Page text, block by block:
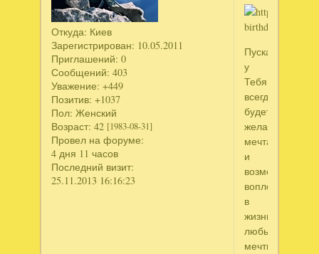
Откуда: Киев
Зарегистрирован: 10.05.2011
Приглашений: 0
Сообщений: 403
Уважение: +449
Позитив: +1037
Пол: Женский
Возраст: 42 [1983-08-31]
Провел на форуме:
4 дня 11 часов
Последний визит:
25.11.2013 16:16:23
Пускай
у
Тебя
всегда
будет
желание
мечтать
и
возможность
воплощать
в
жизнь
любые
мечты!